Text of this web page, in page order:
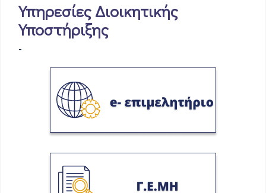
Υπηρεσίες Διοικητικής
Υποστήριξης
-